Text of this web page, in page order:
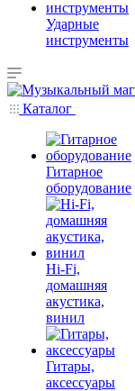
Ударные
инструменты
Каталог
Гитарное
оборудование
Hi-Fi,
домашняя
акустика,
винил
Гитары,
аксессуары